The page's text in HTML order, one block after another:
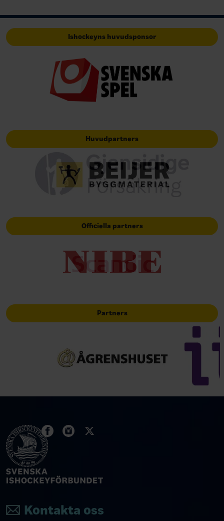
Ishockeyns huvudsponsor
Huvudpartners
Officiella partners
Partners
Kontakta oss